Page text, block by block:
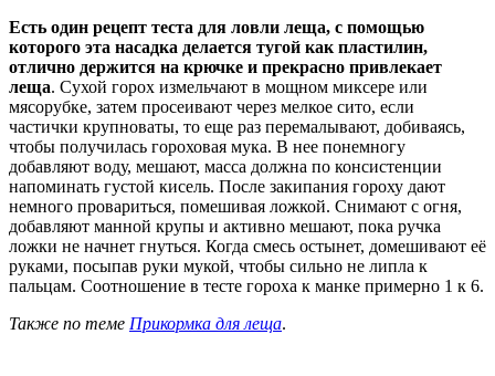
Есть один рецепт теста для ловли леща, с помощью
которого эта насадка делается тугой как пластилин,
отлично держится на крючке и прекрасно привлекает
леща. Сухой горох измельчают в мощном миксере или
мясорубке, затем просеивают через мелкое сито, если
частички крупноваты, то еще раз перемалывают, добиваясь,
чтобы получилась гороховая мука. В нее понемногу
добавляют воду, мешают, масса должна по консистенции
напоминать густой кисель. После закипания гороху дают
немного провариться, помешивая ложкой. Снимают с огня,
добавляют манной крупы и активно мешают, пока ручка
ложки не начнет гнуться. Когда смесь остынет, домешивают её
руками, посыпав руки мукой, чтобы сильно не липла к
пальцам. Соотношение в тесте гороха к манке примерно 1 к 6.
Также по теме Прикормка для леща.